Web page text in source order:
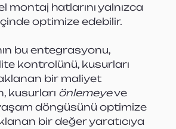
montaj hatlarını yalnızca
optimize edebilir.
bu entegrasyonu,
kontrolünü, kusurları
bir maliyet
kusurları önlemeye ve
döngüsünü optimize
bir değer yaratıcıya